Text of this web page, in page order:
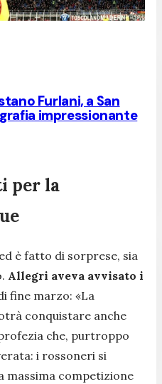
Furlani, a San
impressionante
per la
è fatto di sorprese, sia
Allegri aveva avvisato i
fine marzo: «La
conquistare anche
che, purtroppo
i rossoneri si
massima competizione